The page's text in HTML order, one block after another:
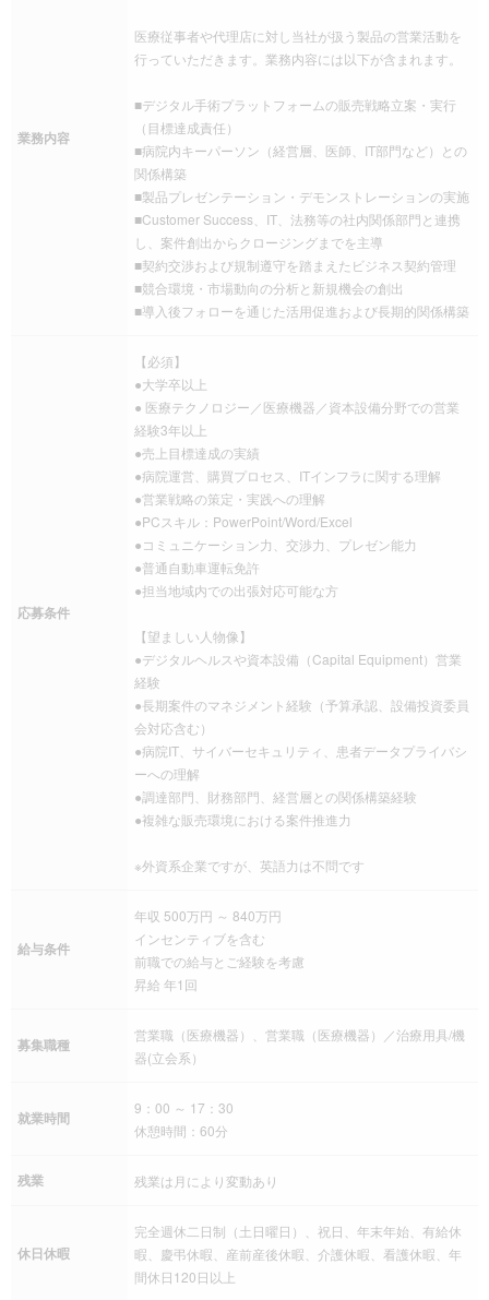
業務内容
医療従事者や代理店に対し当社が扱う製品の営業活動を
行っていただきます。業務内容には以下が含まれます。
■デジタル手術プラットフォームの販売戦略立案・実行
（目標達成責任）
■病院内キーパーソン（経営層、医師、IT部門など）との
関係構築
■製品プレゼンテーション・デモンストレーションの実施
■Customer Success、IT、法務等の社内関係部門と連携
し、案件創出からクロージングまでを主導
■契約交渉および規制遵守を踏まえたビジネス契約管理
■競合環境・市場動向の分析と新規機会の創出
■導入後フォローを通じた活用促進および長期的関係構築
応募条件
【必須】
●大学卒以上
● 医療テクノロジー／医療機器／資本設備分野での営業
経験3年以上
●売上目標達成の実績
●病院運営、購買プロセス、ITインフラに関する理解
●営業戦略の策定・実践への理解
●PCスキル：PowerPoint/Word/Excel
●コミュニケーション力、交渉力、プレゼン能力
●普通自動車運転免許
●担当地域内での出張対応可能な方
【望ましい人物像】
●デジタルヘルスや資本設備（Capital Equipment）営業
経験
●長期案件のマネジメント経験（予算承認、設備投資委員
会対応含む）
●病院IT、サイバーセキュリティ、患者データプライバシ
ーへの理解
●調達部門、財務部門、経営層との関係構築経験
●複雑な販売環境における案件推進力
※外資系企業ですが、英語力は不問です
給与条件
年収 500万円 ～ 840万円
インセンティブを含む
前職での給与とご経験を考慮
昇給 年1回
募集職種
営業職（医療機器）、営業職（医療機器）／治療用具/機
器(立会系）
就業時間
9：00 ～ 17：30
休憩時間：60分
残業 残業は月により変動あり
休日休暇
完全週休二日制（土日曜日）、祝日、年末年始、有給休
暇、慶弔休暇、産前産後休暇、介護休暇、看護休暇、年
間休日120日以上